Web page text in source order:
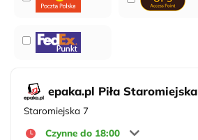
epaka.pl Piła Staromiejska
Staromiejska 7
Czynne do 18:00